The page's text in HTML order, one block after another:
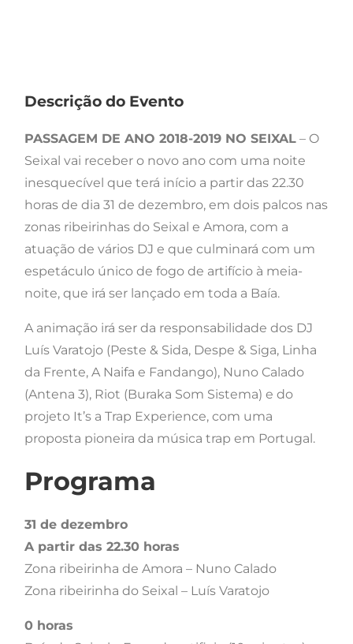
Descrição do Evento
PASSAGEM DE ANO 2018-2019 NO SEIXAL – O
Seixal vai receber o novo ano com uma noite
inesquecível que terá início a partir das 22.30
horas de dia 31 de dezembro, em dois palcos nas
zonas ribeirinhas do Seixal e Amora, com a
atuação de vários DJ e que culminará com um
espetáculo único de fogo de artifício à meia-
noite, que irá ser lançado em toda a Baía.
A animação irá ser da responsabilidade dos DJ
Luís Varatojo (Peste & Sida, Despe & Siga, Linha
da Frente, A Naifa e Fandango), Nuno Calado
(Antena 3), Riot (Buraka Som Sistema) e do
projeto It’s a Trap Experience, com uma
proposta pioneira da música trap em Portugal.
Programa
31 de dezembro
A partir das 22.30 horas
Zona ribeirinha de Amora – Nuno Calado
Zona ribeirinha do Seixal – Luís Varatojo
0 horas